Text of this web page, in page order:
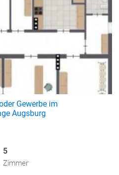
Gewerbe im
Augsburg
5
Zimmer